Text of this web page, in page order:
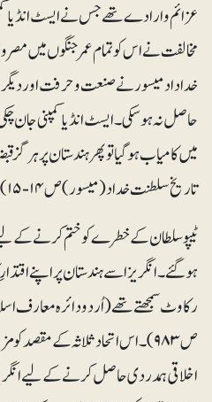
عزائم و ارادے تھے جس نے ایسٹ انڈیا
مخالفت نے اس کو تمام عمر جنگوں میں
خداداد میسور نے صنعت و حرفت اور دیگر
حاصل نہ ہوسکی۔ ایسٹ انڈیا کمپنی جان
میں کامیاب ہوگیا تو پھر ہندستان پر ہرگز
تاریخ سلطنت خداد (میسور)ص ۱۴-۱۵)
ٹیپوسلطان کے خطرے کو ختم کرنے کے
ہوگئے۔ انگریز اسے ہندستان پر اپنے
ص ۹۸۳)۔ اس اتحاد ثلاثہ کے مقصد
اخلاقی ہمدردی حاصل کرنے کے لیے